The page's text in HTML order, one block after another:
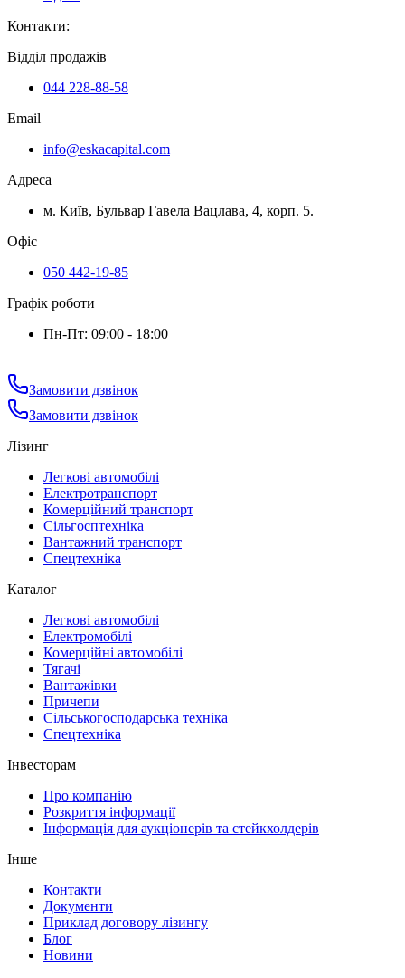
Контакти:
Відділ продажів
044 228-88-58
Email
info@eskacapital.com
Адреса
м. Київ, Бульвар Гавела Вацлава, 4, корп. 5.
Офіс
050 442-19-85
Графік роботи
Пн-Пт: 09:00 - 18:00
Замовити дзвінок
Замовити дзвінок
Лізинг
Легкові автомобілі
Електротранспорт
Комерційний транспорт
Сільгосптехніка
Вантажний транспорт
Спецтехніка
Каталог
Легкові автомобілі
Електромобілі
Комерційні автомобілі
Тягачі
Вантажівки
Причепи
Сільськогосподарська техніка
Спецтехніка
Інвесторам
Про компанію
Розкриття інформації
Інформація для аукціонерів та стейкхолдерів
Інше
Контакти
Документи
Приклад договору лізингу
Блог
Новини